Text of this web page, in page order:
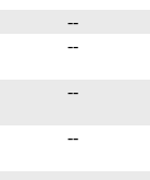
--
--
--
--